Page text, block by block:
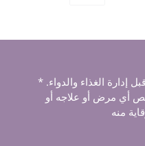
* لم يتم تقييم هذه البيانات من قبل إدارة الغذاء والدواء.
أي مرض أو علاجه أو